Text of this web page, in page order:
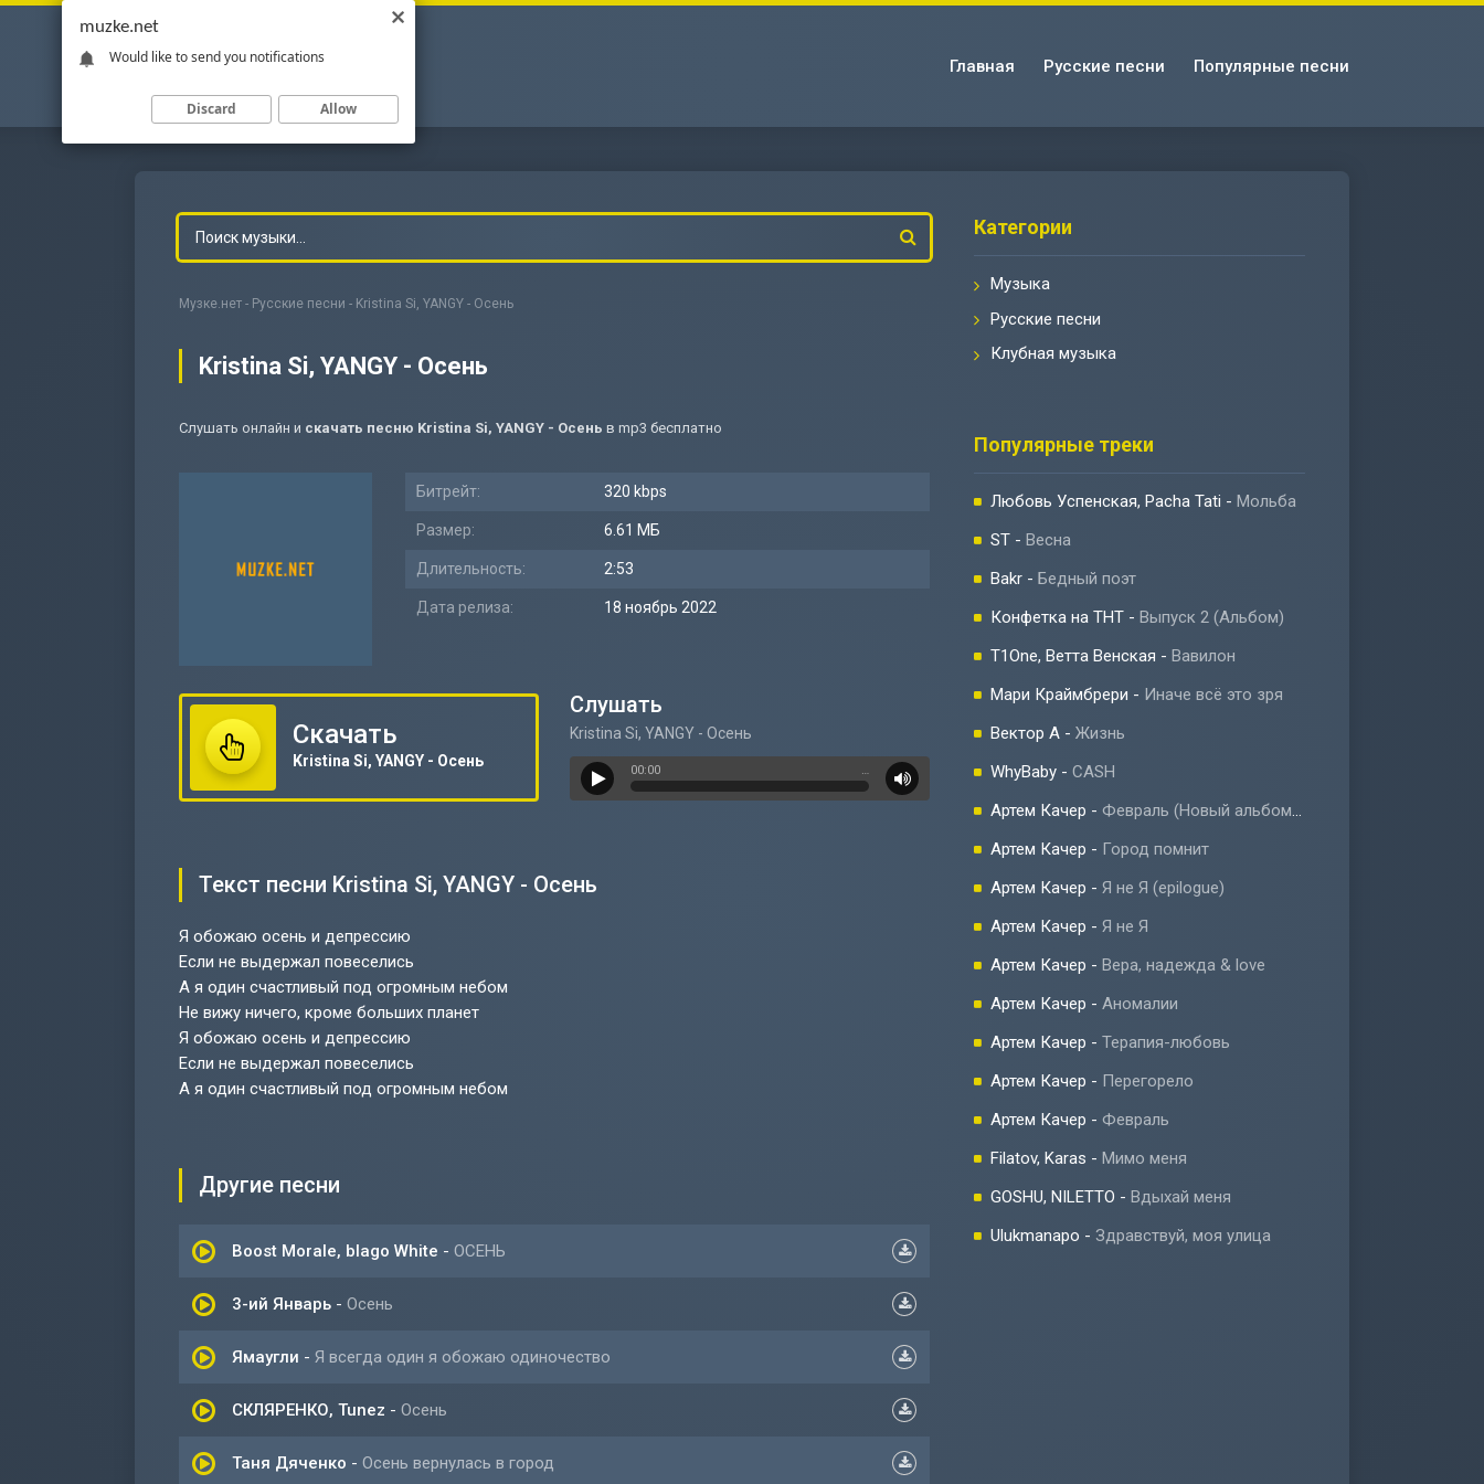
Главная Русские песни Популярные песни
Музке.нет - Русские песни - Kristina Si, YANGY - Осень
Kristina Si, YANGY - Осень
Слушать онлайн и скачать песню Kristina Si, YANGY - Осень в mp3 бесплатно
Битрейт: 320 kbps
Размер: 6.61 МБ
Длительность: 2:53
Дата релиза: 18 ноябрь 2022
Скачать
Kristina Si, YANGY - Осень
Слушать
Kristina Si, YANGY - Осень
00:00 …
Текст песни Kristina Si, YANGY - Осень
Я обожаю осень и депрессию
Если не выдержал повеселись
А я один счастливый под огромным небом
Не вижу ничего, кроме больших планет
Я обожаю осень и депрессию
Если не выдержал повеселись
А я один счастливый под огромным небом
Другие песни
Boost Morale, blago White - ОСЕНЬ
3-ий Январь - Осень
Ямаугли - Я всегда один я обожаю одиночество
СКЛЯРЕНКО, Tunez - Осень
Таня Дяченко - Осень вернулась в город
Категории
Музыка
Русские песни
Клубная музыка
Популярные треки
Любовь Успенская, Pacha Tati - Мольба
ST - Весна
Bakr - Бедный поэт
Конфетка на ТНТ - Выпуск 2 (Альбом)
T1One, Ветта Венская - Вавилон
Мари Краймбрери - Иначе всё это зря
Вектор А - Жизнь
WhyBaby - CASH
Артем Качер - Февраль (Новый альбом 2023)
Артем Качер - Город помнит
Артем Качер - Я не Я (epilogue)
Артем Качер - Я не Я
Артем Качер - Вера, надежда & love
Артем Качер - Аномалии
Артем Качер - Терапия-любовь
Артем Качер - Перегорело
Артем Качер - Февраль
Filatov, Karas - Мимо меня
GOSHU, NILETTO - Вдыхай меня
Ulukmanapo - Здравствуй, моя улица
muzke.net
Would like to send you notifications
Discard Allow